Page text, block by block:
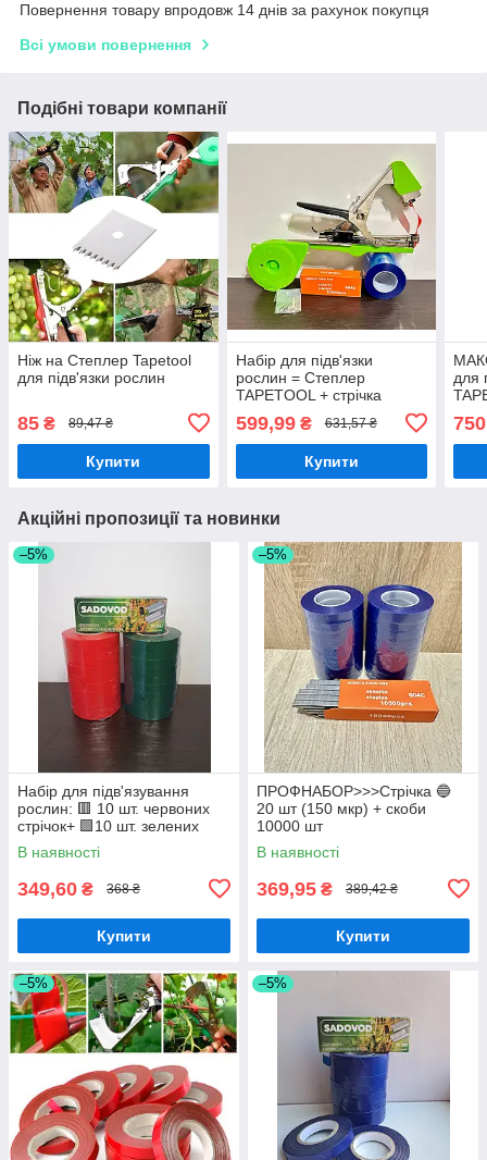
Повернення товару впродовж 14 днів за рахунок покупця
Всі умови повернення
Подібні товари компанії
Ніж на Степлер Tapetool
для підв'язки рослин
85 ₴ 89,47 ₴
Купити
Набір для підв'язки
рослин = Степлер
TAPETOOL + стрічка
000шт + РЕМКОМПЛЕКТ
599,99₴ 631,57 ₴
Купити
для
Акційні пропозиції та новинки
–5%
Набір для підв'язування
рослин: 🟥 10 шт. червоних
стрічок+ 🟩10 шт. зелених
стрічок + скоби SADOVOD
В наявності
349,60 ₴ 368 ₴
Купити
–5%
ПРОФНАБОР>>>Стрічка 🔵
20 шт (150 мкр) + скоби
10000 шт
В наявності
369,95 ₴ 389,42 ₴
Купити
–5% –5%